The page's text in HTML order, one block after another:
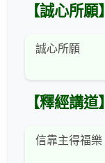
【誠心所願】
誠心所願
【釋經講道】
信靠主得福樂